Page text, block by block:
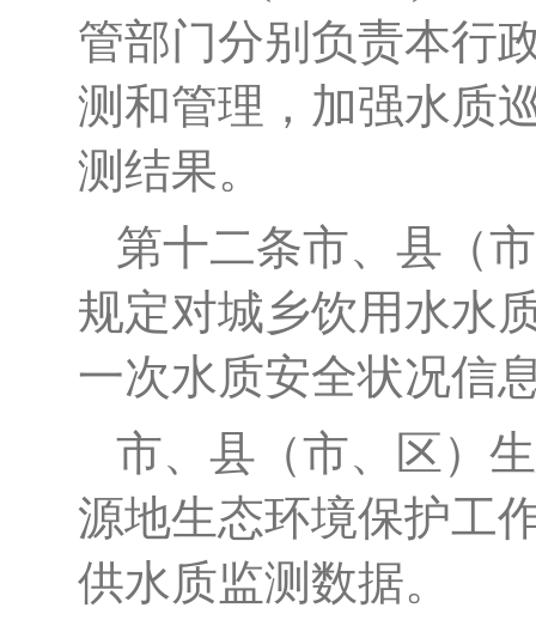
管部门分别负责本行
测和管理，加强水质
测结果。
第十二条市、县（
规定对城乡饮用水水
一次水质安全状况信
市、县（市、区）
源地生态环境保护工
供水质监测数据。